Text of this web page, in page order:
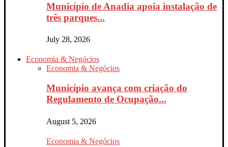
Município de Anadia apoia instalação de
três parques...
July 28, 2026
Economia & Negócios
Economia & Negócios
Município avança com criação do
Regulamento de Ocupação...
August 5, 2026
Economia & Negócios